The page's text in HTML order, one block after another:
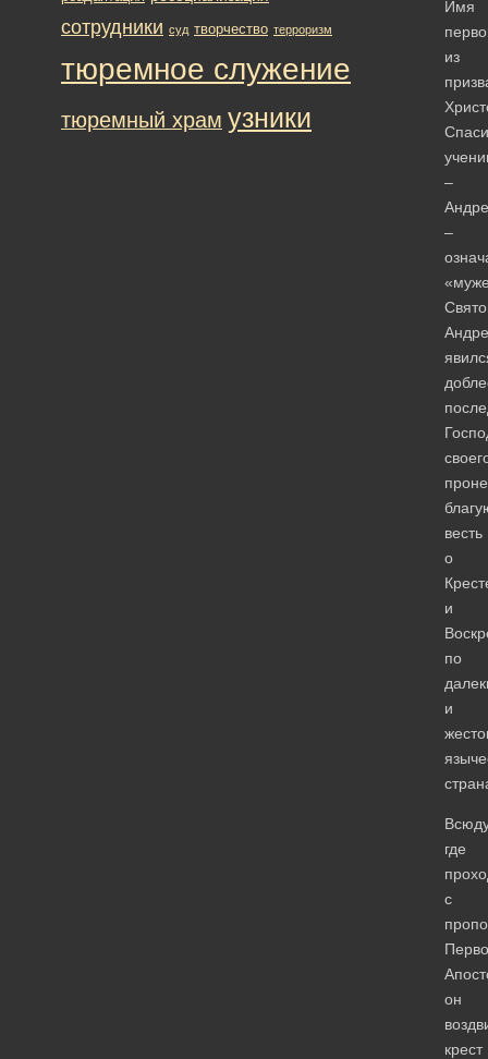
Имя
из
–
–
весть
о
и
по
и
где
с
он
крест
сотрудники суд творчество терроризм
тюремное служение
тюремный храм узники